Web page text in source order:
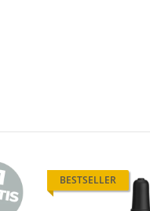
BESTSELLER